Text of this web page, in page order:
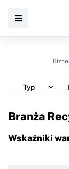
Typ
Branża
Wskaźniki